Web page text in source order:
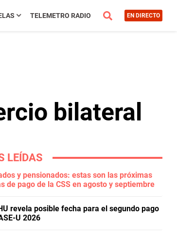
TELEMETRO RADIO EN DIRECTO
bilateral
LEÍDAS
y pensionados: estas son las próximas
de pago de la CSS en agosto y septiembre
revela posible fecha para el segundo pago
U 2026